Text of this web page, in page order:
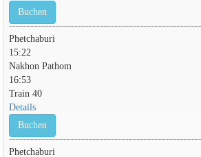
Buchen
Phetchaburi
15:22
Nakhon Pathom
16:53
Train 40
Details
Buchen
Phetchaburi